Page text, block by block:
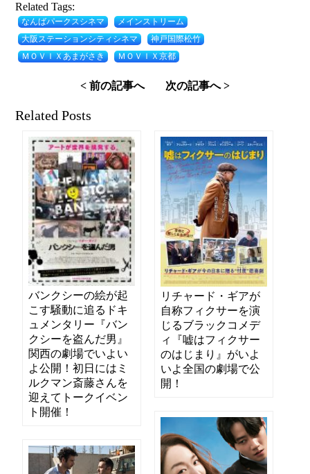
Related Tags:
なんばパークスシネマ
メインストリーム
大阪ステーションシティシネマ
神戸国際松竹
ＭＯＶＩＸあまがさき
ＭＯＶＩＸ京都
< 前の記事へ 次の記事へ >
Related Posts
バンクシーの絵が起
こす騒動に追るドキ
ュメンタリー『バン
クシーを盗んだ男』
関西の劇場でいよい
よ公開！初日にはミ
ルクマン斎藤さんを
迎えてトークイベン
ト開催！
リチャード・ギアが
自称フィクサーを演
じるブラックコメデ
ィ『嘘はフィクサー
のはじまり』がいよ
いよ全国の劇場で公
開！